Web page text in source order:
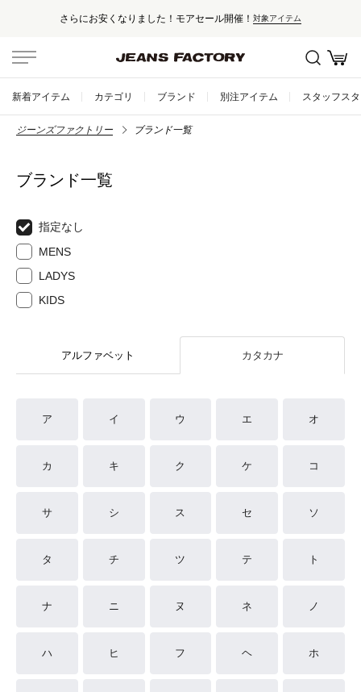
さらにお安くなりました！モアセール開催！ 対象アイテム
新着アイテム カテゴリ ブランド 別注アイテム スタッフス
ジーンズファクトリー ブランド一覧
ブランド一覧
指定なし
MENS
LADYS
KIDS
アルファベット カタカナ
ア イ ウ エ オ
カ キ ク ケ コ
サ シ ス セ ソ
タ チ ツ テ ト
ナ ニ ヌ ネ ノ
ハ ヒ フ ヘ ホ